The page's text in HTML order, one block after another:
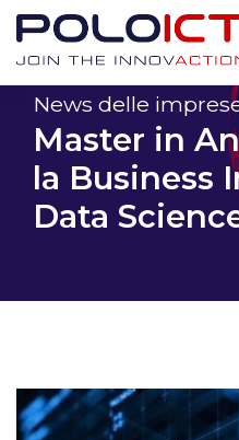
Skip
contentNews delle
Master in
la Business
Data